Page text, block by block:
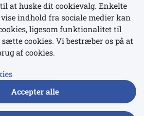
at huske dit cookievalg. Enkelte
indhold fra sociale medier kan
ligesom funktionalitet til
cookies. Vi bestræber os på at
af cookies.
Accepter alle